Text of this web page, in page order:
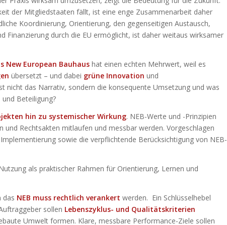
der Mitgliedstaaten fällt, ist eine enge Zusammenarbeit daher
Koordinierung, Orientierung, den gegenseitigen Austausch,
Finanzierung durch die EU ermöglicht, ist daher weitaus wirksamer
New European Bauhaus hat einen echten Mehrwert, weil es
übersetzt – und dabei grüne Innovation und
nicht das Narrativ, sondern die konsequente Umsetzung und was
Beteiligung?
hin zu systemischer Wirkung. NEB-Werte und -Prinzipien
Rechtsakten mitlaufen und messbar werden. Vorgeschlagen
sowie die verpflichtende Berücksichtigung von NEB-
als praktischer Rahmen für Orientierung, Lernen und
das NEB muss rechtlich verankert werden. Ein Schlüsselhebel
sollen Lebenszyklus- und Qualitätskriterien
Umwelt formen. Klare, messbare Performance-Ziele sollen